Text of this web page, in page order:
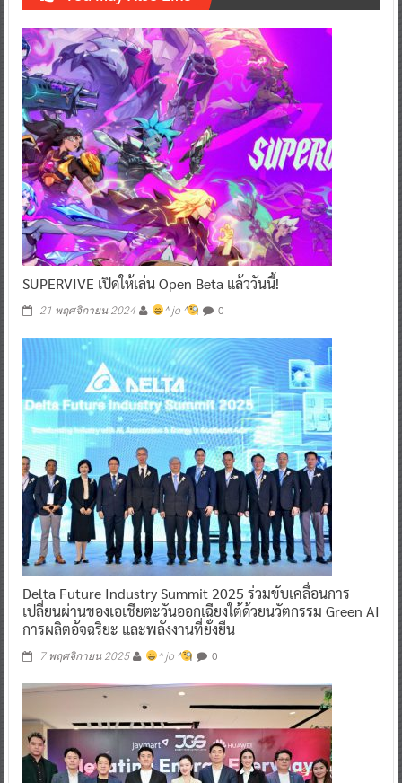
SUPERVIVE เปิดให้เล่น Open Beta แล้ววันนี้!
21 พฤศจิกายน 2024 ^ jo ^ 0
Delta Future Industry Summit 2025 ร่วมขับเคลื่อนการ
เปลี่ยนผ่านของเอเชียตะวันออกเฉียงใต้ด้วยนวัตกรรม Green AI
การผลิตอัจฉริยะ และพลังงานที่ยั่งยืน
7 พฤศจิกายน 2025 ^ jo ^ 0